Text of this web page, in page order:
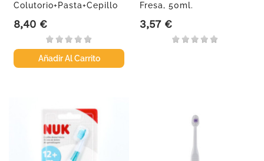
Colutorio+Pasta+Cepillo
Precio
8,40 €
Añadir Al Carrito
Fresa, 50ml.
Precio
3,57 €